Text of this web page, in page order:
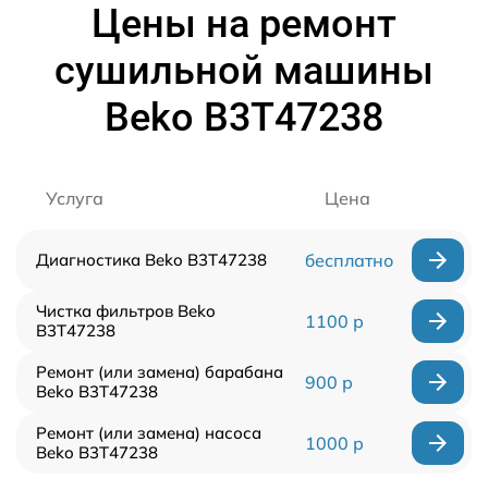
Цены на ремонт
сушильной машины
Beko B3T47238
Услуга Цена
Диагностика Beko B3T47238 бесплатно
Чистка фильтров Beko
B3T47238
1100 р
Ремонт (или замена) барабана
Beko B3T47238
900 р
Ремонт (или замена) насоса
Beko B3T47238
1000 р